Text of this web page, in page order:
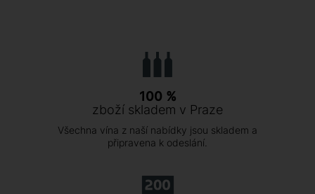
100 %
zboží skladem v Praze
Všechna vína z naší nabídky jsou skladem a
připravena k odeslání.